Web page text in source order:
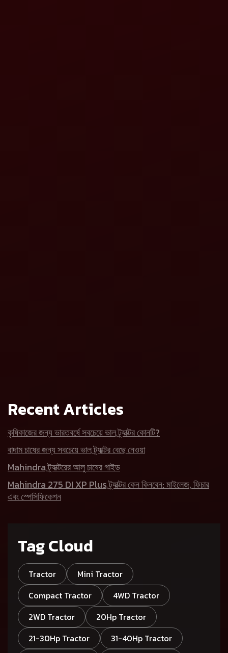
Recent Articles
কৃষিকাজের জন্য ভারতবর্ষে সবচেয়ে ভাল ট্র্যাক্টর কোনটি?
বাদাম চাষের জন্য সবচেয়ে ভাল ট্র্যাক্টর বেছে নেওয়া
Mahindra ট্র্যাক্টরের আলু চাষের গাইড
Mahindra 275 DI XP Plus ট্র্যাক্টর কেন কিনবেন: মাইলেজ, ফিচার
এবং স্পেসিফিকেশন
Tag Cloud
Tractor
Mini Tractor
Compact Tractor
4WD Tractor
2WD Tractor
20Hp Tractor
21-30Hp Tractor
31-40Hp Tractor